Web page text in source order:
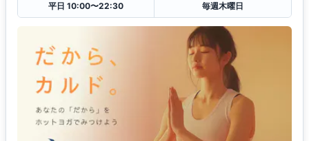
平日 10:00〜22:30
毎週木曜日